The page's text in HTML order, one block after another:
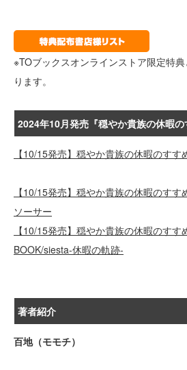
※TOブックスオンラインストア限定特
ります。
2024年10月発売『穏やか貴族の休暇
【10/15発売】穏やか貴族の休暇のすす
【10/15発売】穏やか貴族の休暇のす
ソーサー
【10/15発売】穏やか貴族の休暇のすす
BOOK/siesta-休暇の軌跡-
著者紹介
百地（モモチ）